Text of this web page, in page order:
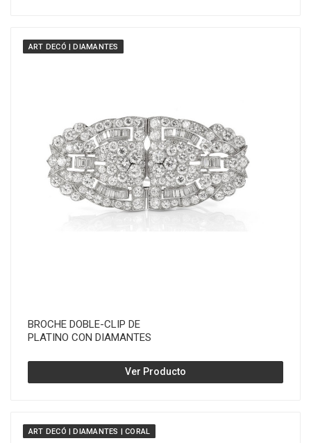
ART DECÓ | DIAMANTES
BROCHE DOBLE-CLIP DE
PLATINO CON DIAMANTES
Ver Producto
ART DECÓ | DIAMANTES | CORAL